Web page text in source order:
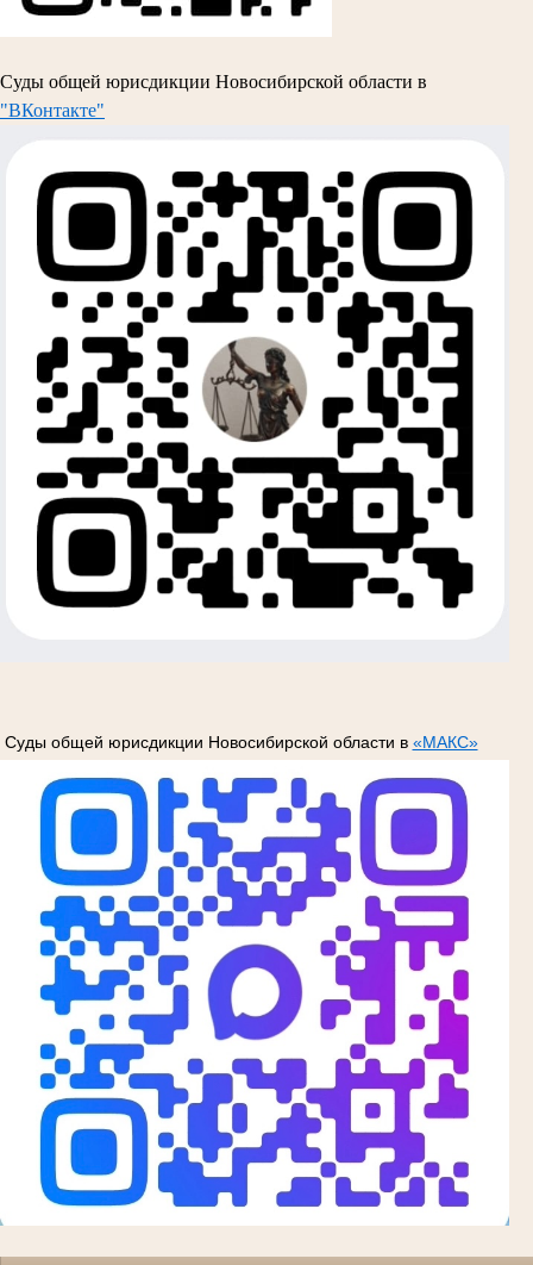
Суды общей юрисдикции Новосибирской области в
"ВКонтакте"
Суды общей юрисдикции Новосибирской области в «МАКС»